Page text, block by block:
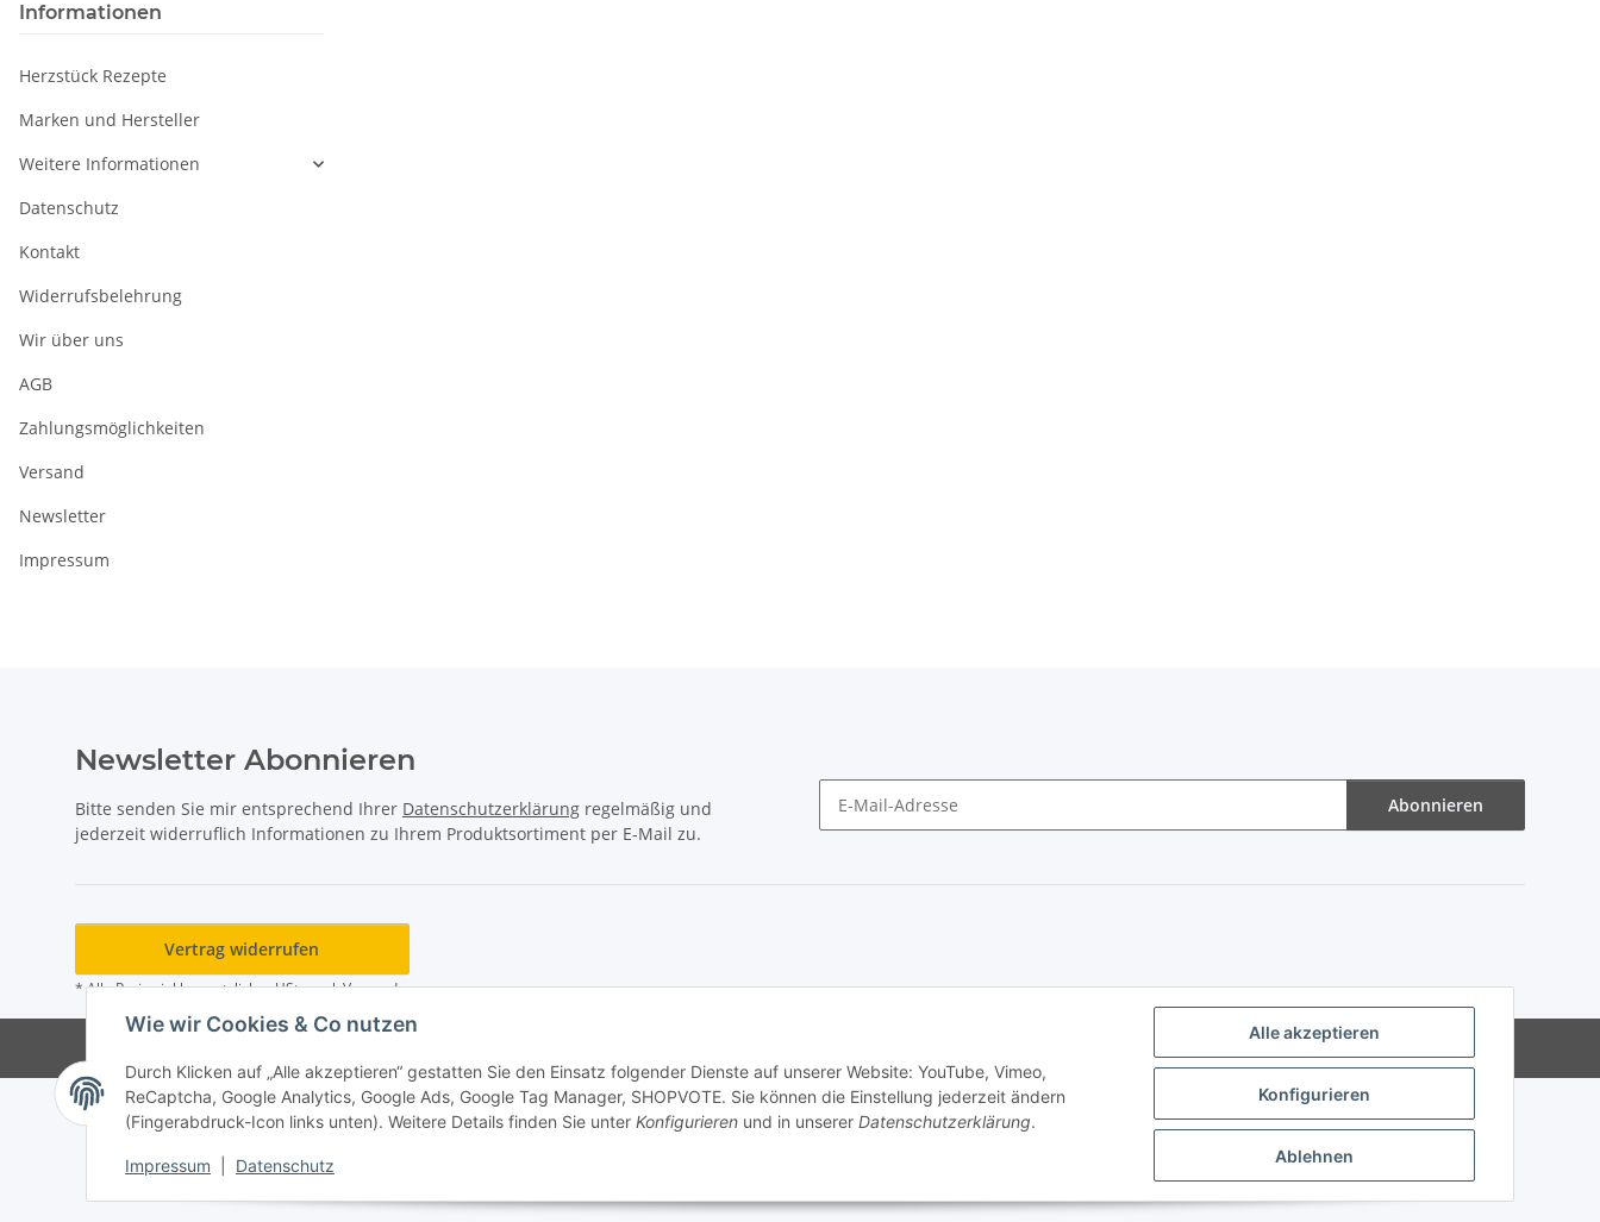
Alle akzeptieren
Konfigurieren
Ablehnen
Wie wir Cookies & Co nutzen
Durch Klicken auf „Alle akzeptieren“ gestatten Sie den Einsatz folgender Dienste auf unserer Website: YouTube, Vimeo,
ReCaptcha, Google Analytics, Google Ads, Google Tag Manager, SHOPVOTE. Sie können die Einstellung jederzeit ändern
(Fingerabdruck-Icon links unten). Weitere Details finden Sie unter Konfigurieren und in unserer Datenschutzerklärung.
Impressum Datenschutz
Informationen
Herzstück Rezepte
Marken und Hersteller
Weitere Informationen
Datenschutz
Kontakt
Widerrufsbelehrung
Wir über uns
AGB
Zahlungsmöglichkeiten
Versand
Newsletter
Impressum
Newsletter Abonnieren
Bitte senden Sie mir entsprechend Ihrer Datenschutzerklärung regelmäßig und
jederzeit widerruflich Informationen zu Ihrem Produktsortiment per E-Mail zu.
Abonnieren
Vertrag widerrufen
* Alle Preise inkl. gesetzlicher USt., zzgl.Versand